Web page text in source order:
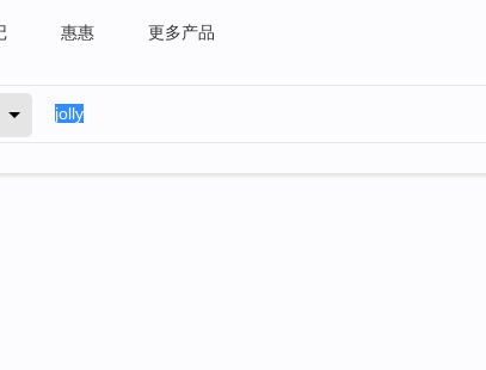
惠惠 更多产品